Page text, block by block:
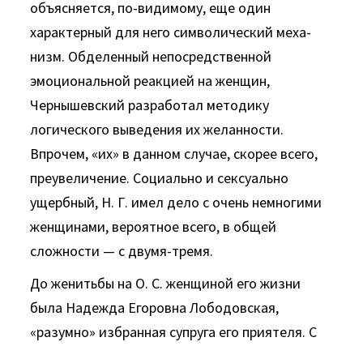
объясняется, по-­видимому, еще один
характерный для него символический меха­
низм. Обделенный непосредственной
эмоциональной реакцией на женщин,
Чернышевский разработал методику
логического выведения их желанности.
Впрочем, «их» в данном случае, скорее всего,
преувеличение. Социально и сексуально
ущерб­ный, Н. Г. имел дело с очень немногими
женщинами, вероятное всего, в общей
сложности — с двумя-тремя.
До женитьбы на О. С. женщиной его жизни
была Надежда Егоровна Лободовская,
«разумно» избранная супруга его при­ятеля. С